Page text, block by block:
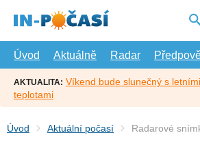
hlavní
Úvod
Aktuálně Radar
AKTUALITA: Víkend bude slunečný s
teplotami
Úvod Aktuální počasí Radarové